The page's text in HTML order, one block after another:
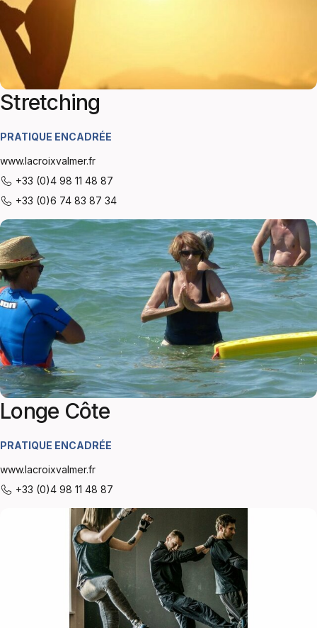
Stretching
PRATIQUE ENCADRÉE
www.lacroixvalmer.fr
+33 (0)4 98 11 48 87
+33 (0)6 74 83 87 34
Longe Côte
PRATIQUE ENCADRÉE
www.lacroixvalmer.fr
+33 (0)4 98 11 48 87